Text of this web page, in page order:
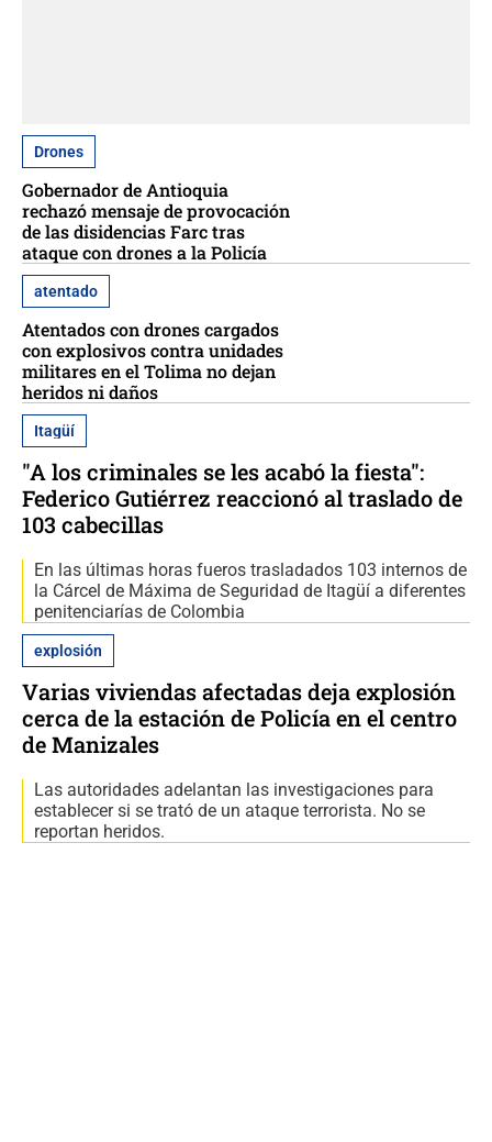
Drones
Gobernador de Antioquia
rechazó mensaje de provocación
de las disidencias Farc tras
ataque con drones a la Policía
atentado
Atentados con drones cargados
con explosivos contra unidades
militares en el Tolima no dejan
heridos ni daños
Itagüí
"A los criminales se les acabó la fiesta":
Federico Gutiérrez reaccionó al traslado de
103 cabecillas
En las últimas horas fueros trasladados 103 internos de
la Cárcel de Máxima de Seguridad de Itagüí a diferentes
penitenciarías de Colombia
explosión
Varias viviendas afectadas deja explosión
cerca de la estación de Policía en el centro
de Manizales
Las autoridades adelantan las investigaciones para
establecer si se trató de un ataque terrorista. No se
reportan heridos.